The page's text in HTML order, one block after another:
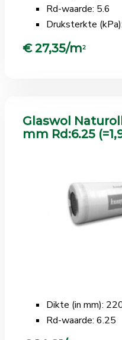
Rd-waarde: 5.6
Druksterkte
€ 27,35/m2
Glaswol
mm Rd:6.25
Dikte (in mm):
Rd-waarde: 6.25